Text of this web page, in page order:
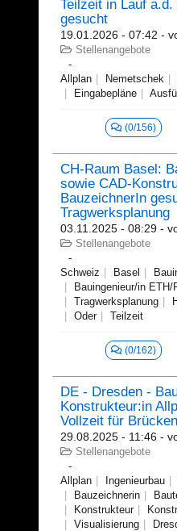
Teilzeit in Lauf
gesucht
19.01.2026 - 07:42 -
Stellenangebote
Allplan Nemetschek
Eingabepläne
(0/156)
CH-Raum Basel:
sowie CAD-
BauzeichnerIn
Tragwerksplanung
03.11.2025 - 08:29 -
Stellenangebote
Schweiz Basel
Bauingenieur/in ETH/
Tragwerksplanung
Oder
Teilzeit
(0/162)
DE - Dresden -
Konstrukteur:in
Vollzeit für
29.08.2025 - 11:46 -
Stellenangebote
Allplan Ingenieurbau
Bauzeichnerin
Konstrukteur
Visualisierung